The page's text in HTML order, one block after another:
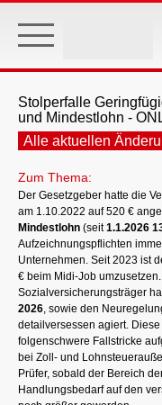
main
Stolperfalle
und Mindestlohn -
Alle aktuellen
Zum Thema:
Der Gesetzgeber hatte die
am 1.10.2022 auf 520 €
Mindestlohn (seit1.1.2026
Aufzeichnungspflichten
Unternehmen. Seit 2023 ist
€ beim Midi-Job
Sozialversicherungsträger
2026, sowie den
detailversessen agiert.
folgenschwere Fallstricke
bei Zoll- und
Prüfer, sobald der Bereich
Handlungsbedarf auf den